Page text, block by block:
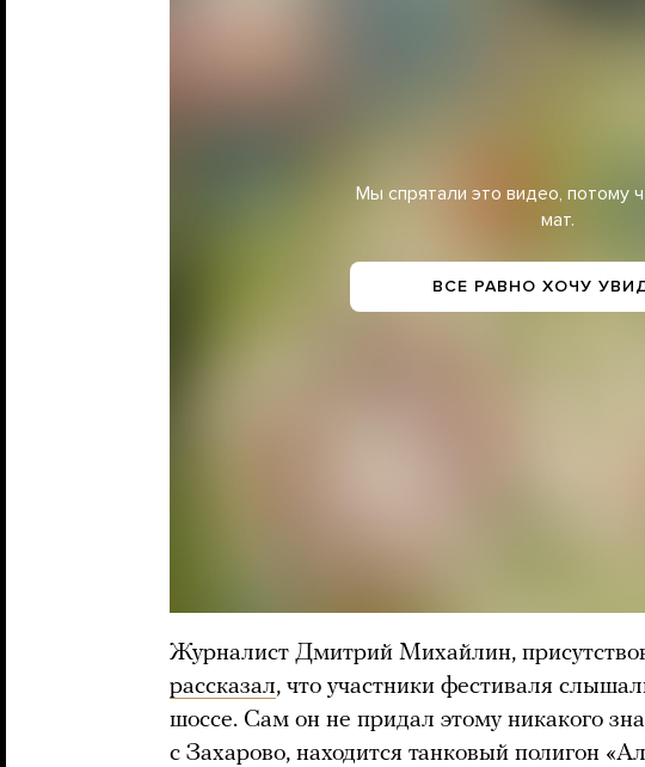
Мы спрятали это видео, потому
мат.
ВСЕ РАВНО ХОЧУ
Журналист Дмитрий Михайлин,
рассказал, что участники фестиваля
шоссе. Сам он не придал этому никакого
с Захарово, находится танковый полигон